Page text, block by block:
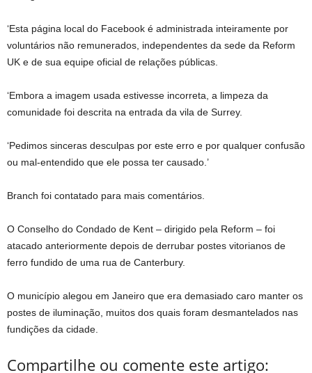
‘Esta página local do Facebook é administrada inteiramente por
voluntários não remunerados, independentes da sede da Reform
UK e de sua equipe oficial de relações públicas.
‘Embora a imagem usada estivesse incorreta, a limpeza da
comunidade foi descrita na entrada da vila de Surrey.
‘Pedimos sinceras desculpas por este erro e por qualquer confusão
ou mal-entendido que ele possa ter causado.’
Branch foi contatado para mais comentários.
O Conselho do Condado de Kent – dirigido pela Reform – foi
atacado anteriormente depois de derrubar postes vitorianos de
ferro fundido de uma rua de Canterbury.
O município alegou em Janeiro que era demasiado caro manter os
postes de iluminação, muitos dos quais foram desmantelados nas
fundições da cidade.
Compartilhe ou comente este artigo: